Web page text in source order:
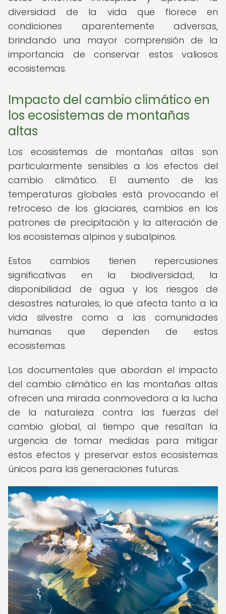
diversidad de la vida que florece en
condiciones aparentemente adversas,
brindando una mayor comprensión de la
importancia de conservar estos valiosos
ecosistemas.
Impacto del cambio climático en
los ecosistemas de montañas
altas
Los ecosistemas de montañas altas son
particularmente sensibles a los efectos del
cambio climático. El aumento de las
temperaturas globales está provocando el
retroceso de los glaciares, cambios en los
patrones de precipitación y la alteración de
los ecosistemas alpinos y subalpinos.
Estos cambios tienen repercusiones
significativas en la biodiversidad, la
disponibilidad de agua y los riesgos de
desastres naturales, lo que afecta tanto a la
vida silvestre como a las comunidades
humanas que dependen de estos
ecosistemas.
Los documentales que abordan el impacto
del cambio climático en las montañas altas
ofrecen una mirada conmovedora a la lucha
de la naturaleza contra las fuerzas del
cambio global, al tiempo que resaltan la
urgencia de tomar medidas para mitigar
estos efectos y preservar estos ecosistemas
únicos para las generaciones futuras.